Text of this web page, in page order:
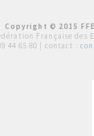
Copyright © 2015
Française des
44 65 80 | contact :